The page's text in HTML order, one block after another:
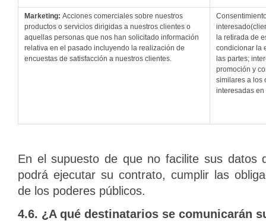
Marketing: Acciones comerciales sobre nuestros
productos o servicios dirigidas a nuestros clientes o
aquellas personas que nos han solicitado información
relativa en el pasado incluyendo la realización de
encuestas de satisfacción a nuestros clientes.
la retirada de
condicionar la
las partes;
promoción y
similares a los
interesadas
En el supuesto de que no facilite sus datos
podrá ejecutar su contrato, cumplir las
de los poderes públicos.
4.6. ¿A qué destinatarios se comunicarán